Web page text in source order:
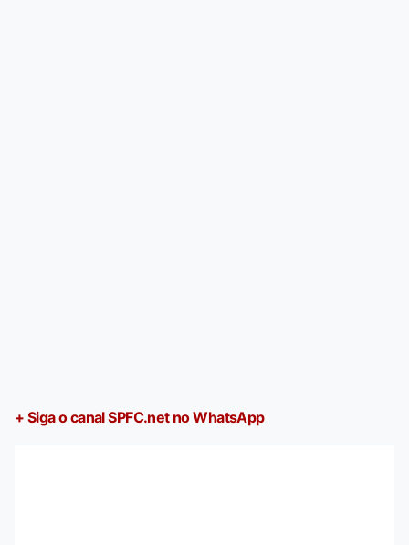
+ Siga o canal SPFC.net no WhatsApp